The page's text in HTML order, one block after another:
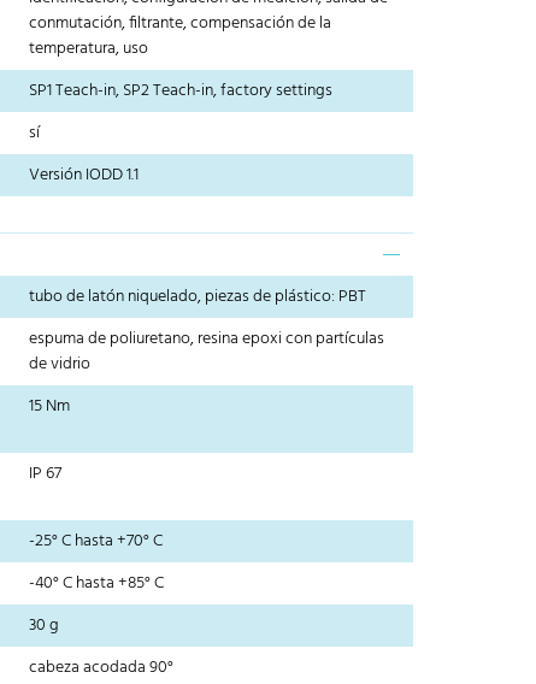
conmutación, filtrante, compensación de la
temperatura, uso
SP1 Teach-in, SP2 Teach-in, factory settings
sí
Versión IODD 1.1
tubo de latón niquelado, piezas de plástico: PBT
espuma de poliuretano, resina epoxi con partículas
de vidrio
15 Nm
IP 67
-25° C hasta +70° C
-40° C hasta +85° C
30 g
cabeza acodada 90°